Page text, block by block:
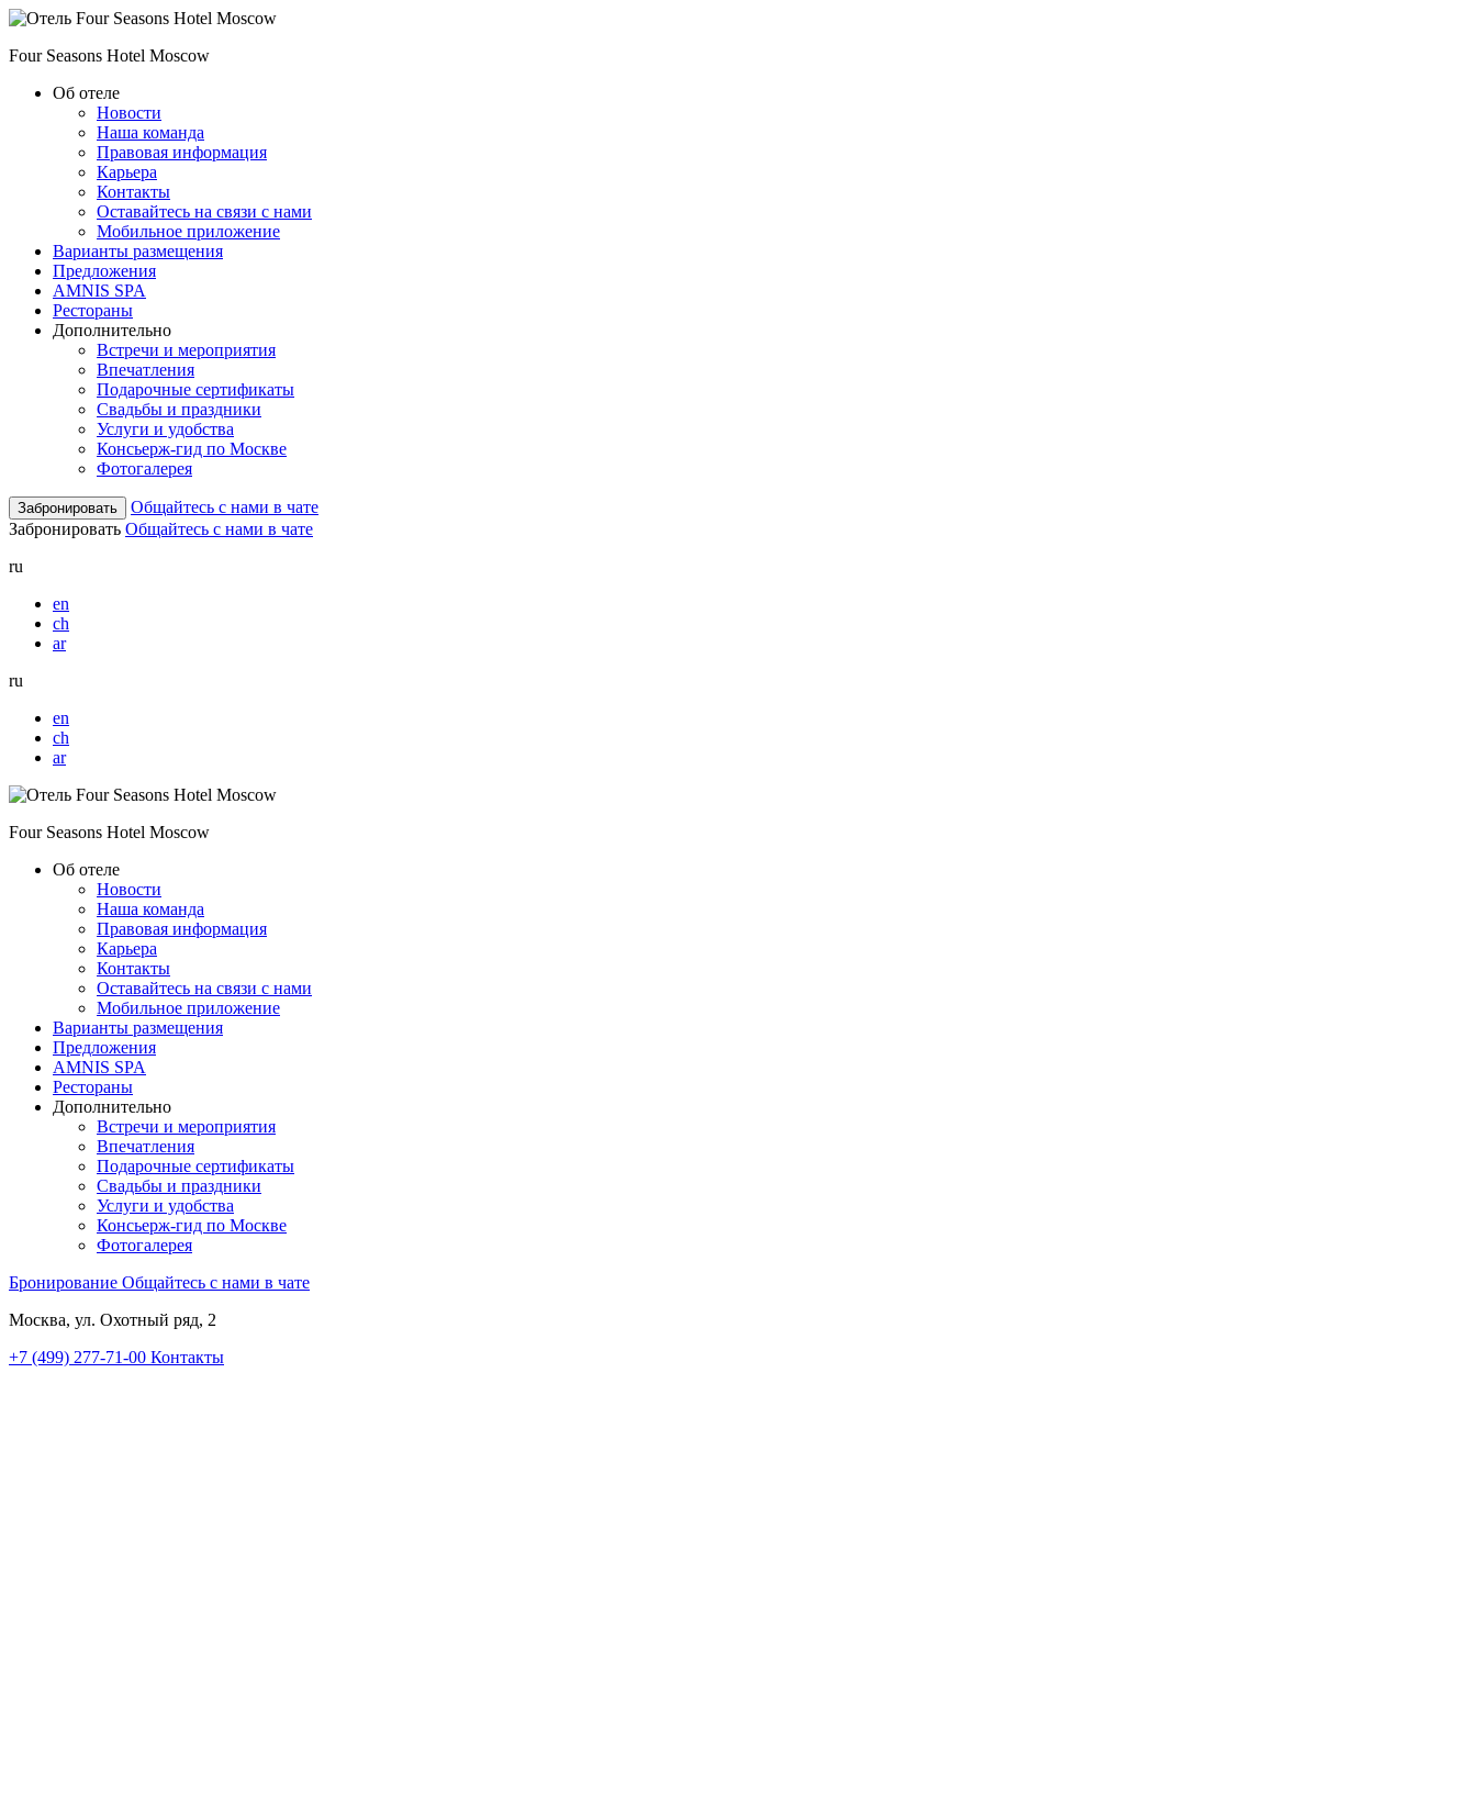
Four Seasons Hotel Moscow
Об отеле
Новости
Наша команда
Правовая информация
Карьера
Контакты
Оставайтесь на связи с нами
Мобильное приложение
Варианты размещения
Предложения
AMNIS SPA
Рестораны
Дополнительно
Встречи и мероприятия
Впечатления
Подарочные сертификаты
Свадьбы и праздники
Услуги и удобства
Консьерж-гид по Москве
Фотогалерея
Забронировать
Общайтесь с нами в чате
Забронировать Общайтесь с нами в чате
ru
en
ch
ar
ru
en
ch
ar
Four Seasons Hotel Moscow
Об отеле
Новости
Наша команда
Правовая информация
Карьера
Контакты
Оставайтесь на связи с нами
Мобильное приложение
Варианты размещения
Предложения
AMNIS SPA
Рестораны
Дополнительно
Встречи и мероприятия
Впечатления
Подарочные сертификаты
Свадьбы и праздники
Услуги и удобства
Консьерж-гид по Москве
Фотогалерея
Бронирование Общайтесь с нами в чате
Москва, ул. Охотный ряд, 2
+7 (499) 277-71-00 Контакты